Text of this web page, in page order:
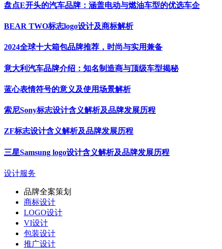
盘点E开头的汽车品牌：涵盖电动与燃油车型的优选车企
BEAR TWO标志logo设计及商标解析
2024全球十大箱包品牌推荐，时尚与实用兼备
意大利汽车品牌介绍：知名制造商与顶级车型揭秘
蓝心表情符号的意义及使用场景解析
索尼Sony标志设计含义解析及品牌发展历程
ZF标志设计含义解析及品牌发展历程
三星Samsung logo设计含义解析及品牌发展历程
设计服务
品牌全案策划
商标设计
LOGO设计
VI设计
包装设计
推广设计